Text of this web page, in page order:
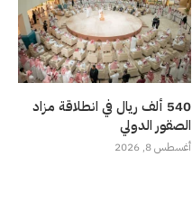
540 ألف ريال في انطلاقة مزاد
الصقور الدولي
أغسطس 8, 2026